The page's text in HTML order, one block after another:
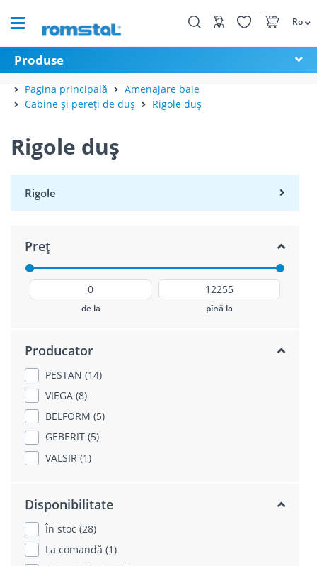
Ro
Produse
Pagina principală
Amenajare baie
Cabine și pereți de duș
Rigole duș
Rigole duș
Rigole
Preț
de la pînă la
Producator
PESTAN (14)
VIEGA (8)
BELFORM (5)
GEBERIT (5)
VALSIR (1)
Disponibilitate
În stoc (28)
La comandă (1)